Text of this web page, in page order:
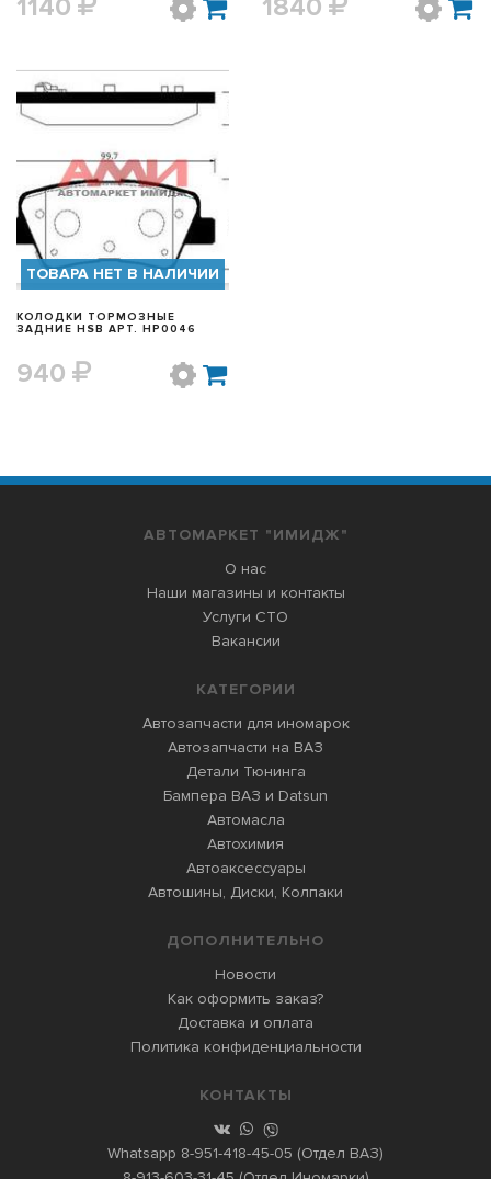
1140 1840
БЫСТРЫЙ ПРОСМОТР
ТОВАРА НЕТ В НАЛИЧИИ
КОЛОДКИ ТОРМОЗНЫЕ
ЗАДНИЕ HSB АРТ. HP0046
940
АВТОМАРКЕТ "ИМИДЖ"
О нас
Наши магазины и контакты
Услуги СТО
Вакансии
КАТЕГОРИИ
Автозапчасти для иномарок
Автозапчасти на ВАЗ
Детали Тюнинга
Бампера ВАЗ и Datsun
Автомасла
Автохимия
Автоаксессуары
Автошины, Диски, Колпаки
ДОПОЛНИТЕЛЬНО
Новости
Как оформить заказ?
Доставка и оплата
Политика конфиденциальности
КОНТАКТЫ
Whatsapp 8-951-418-45-05 (Отдел ВАЗ)